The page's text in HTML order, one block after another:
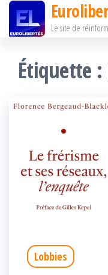
Passer
contenu
Le site de
Étiquette :
Lobbies